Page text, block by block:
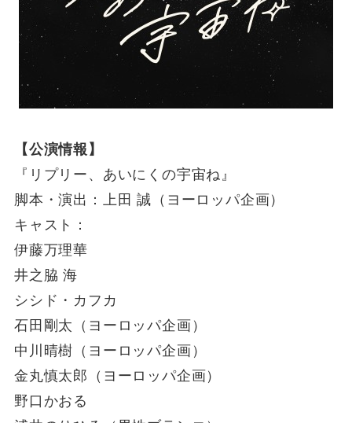
【公演情報】
『リプリー、あいにくの宇宙ね』
脚本・演出：上田 誠（ヨーロッパ企画）
キャスト：
伊藤万理華
井之脇 海
シシド・カフカ
石田剛太（ヨーロッパ企画）
中川晴樹（ヨーロッパ企画）
金丸慎太郎（ヨーロッパ企画）
野口かおる